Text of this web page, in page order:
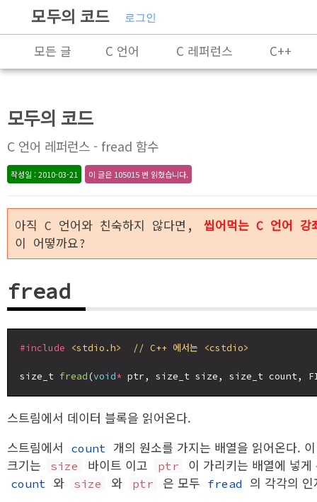
모두의 코드 로그인
모든 글 C 언어 C 레퍼런스
C++
알고리즘
모두의 코드
C 언어 레퍼런스 - fread 함수
작성일 : 2010-03-21 이 글은 105015 번 읽혔습니다.
아직 C 언어와 친숙하지 않다면,
씹어먹는 C 언어 강
이 어떻까요?
fread
#include <stdio.h>  // C++ 에서는 <cstdio>
size_t fread (void* ptr, size_t size, size_t count,
스트림에서 데이터 블록을 읽어온다.
스트림에서
count
개의 원소를 가지는 배열을 읽어온다.
크기는
size 바이트 이고 ptr 이 가리키는 배열에 넣
count 와 size 와 ptr 은 모두 fread 의 각각의